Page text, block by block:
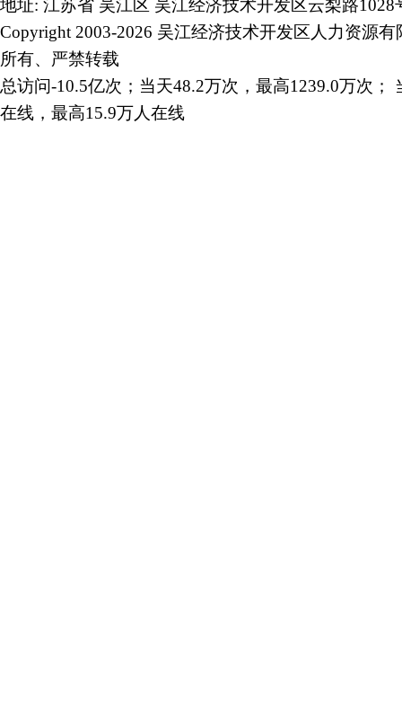
地址: 江苏省 吴江区 吴江经济技术开发区云梨路1028
Copyright 2003-2026 吴江经济技术开发区人力资源有
所有、严禁转载
总访问-10.5亿次；当天48.2万次，最高1239.0万次；
在线，最高15.9万人在线